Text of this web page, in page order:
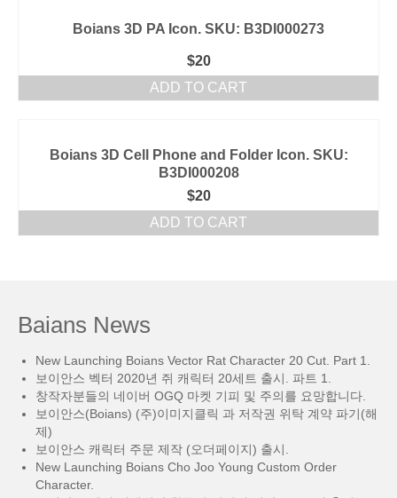
Boians 3D PA Icon. SKU: B3DI000273
$20
ADD TO CART
Boians 3D Cell Phone and Folder Icon. SKU:
B3DI000208
$20
ADD TO CART
Baians News
New Launching Boians Vector Rat Character 20 Cut. Part 1.
보이안스 벡터 2020년 쥐 캐릭터 20세트 출시. 파트 1.
창작자분들의 네이버 OGQ 마켓 기피 및 주의를 요망합니다.
보이안스(Boians) (주)이미지클릭 과 저작권 위탁 계약 파기(해
제)
보이안스 캐릭터 주문 제작 (오더페이지) 출시.
New Launching Boians Cho Joo Young Custom Order
Character.